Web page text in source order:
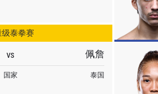
级泰拳赛
VS 佩詹
国家 泰国